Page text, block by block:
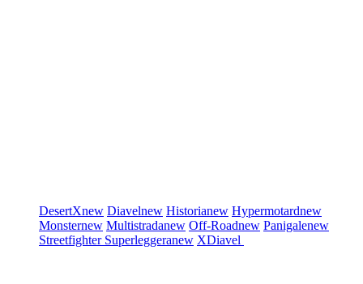
DesertXnew Diavelnew Historianew Hypermotardnew
Monsternew Multistradanew Off-Roadnew Panigalenew
Streetfighter Superleggeranew XDiavel